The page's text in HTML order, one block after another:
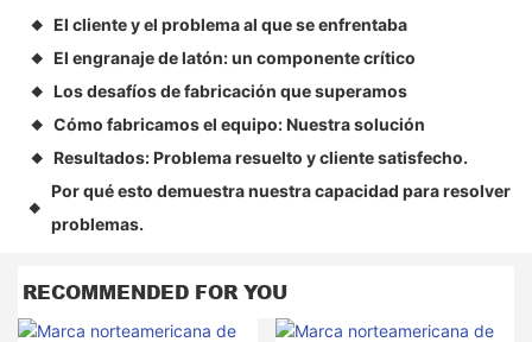
◆ El cliente y el problema al que se enfrentaba
◆ El engranaje de latón: un componente crítico
◆ Los desafíos de fabricación que superamos
◆ Cómo fabricamos el equipo: Nuestra solución
◆ Resultados: Problema resuelto y cliente satisfecho.
◆
Por qué esto demuestra nuestra capacidad para resolver
problemas.
RECOMMENDED FOR YOU